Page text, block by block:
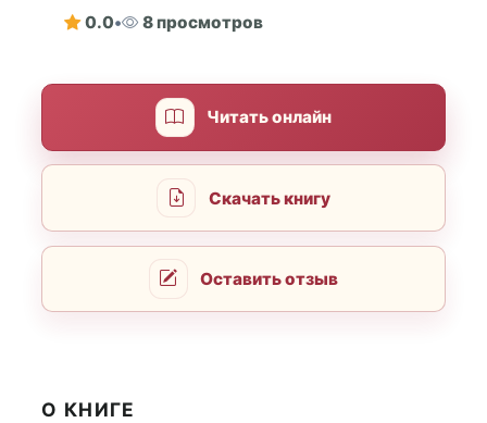
0.0• 8 просмотров
Читать онлайн
Скачать книгу
Оставить отзыв
О КНИГЕ